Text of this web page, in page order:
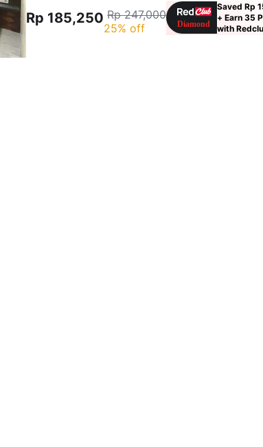
Rp 185,250 Rp 247,000
25% off
Saved Rp
+ Earn 35
with